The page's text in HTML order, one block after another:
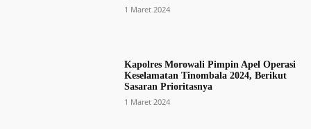
1 Maret 2024
Kapolres Morowali Pimpin Apel Operasi
Keselamatan Tinombala 2024, Berikut
Sasaran Prioritasnya
1 Maret 2024